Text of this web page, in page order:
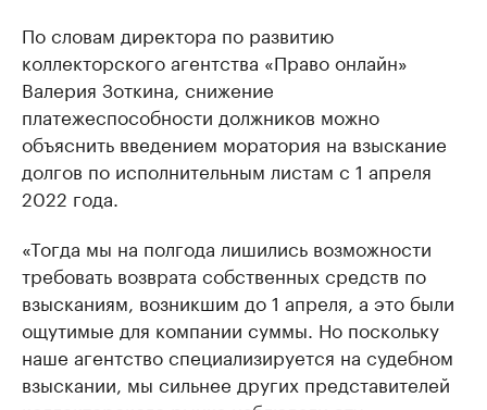
По словам директора по развитию
коллекторского агентства «Право онлайн»
Валерия Зоткина, снижение
платежеспособности должников можно
объяснить введением моратория на взыскание
долгов по исполнительным листам с 1 апреля
2022 года.
«Тогда мы на полгода лишились возможности
требовать возврата собственных средств по
взысканиям, возникшим до 1 апреля, а это были
ощутимые для компании суммы. Но поскольку
наше агентство специализируется на судебном
взыскании, мы сильнее других представителей